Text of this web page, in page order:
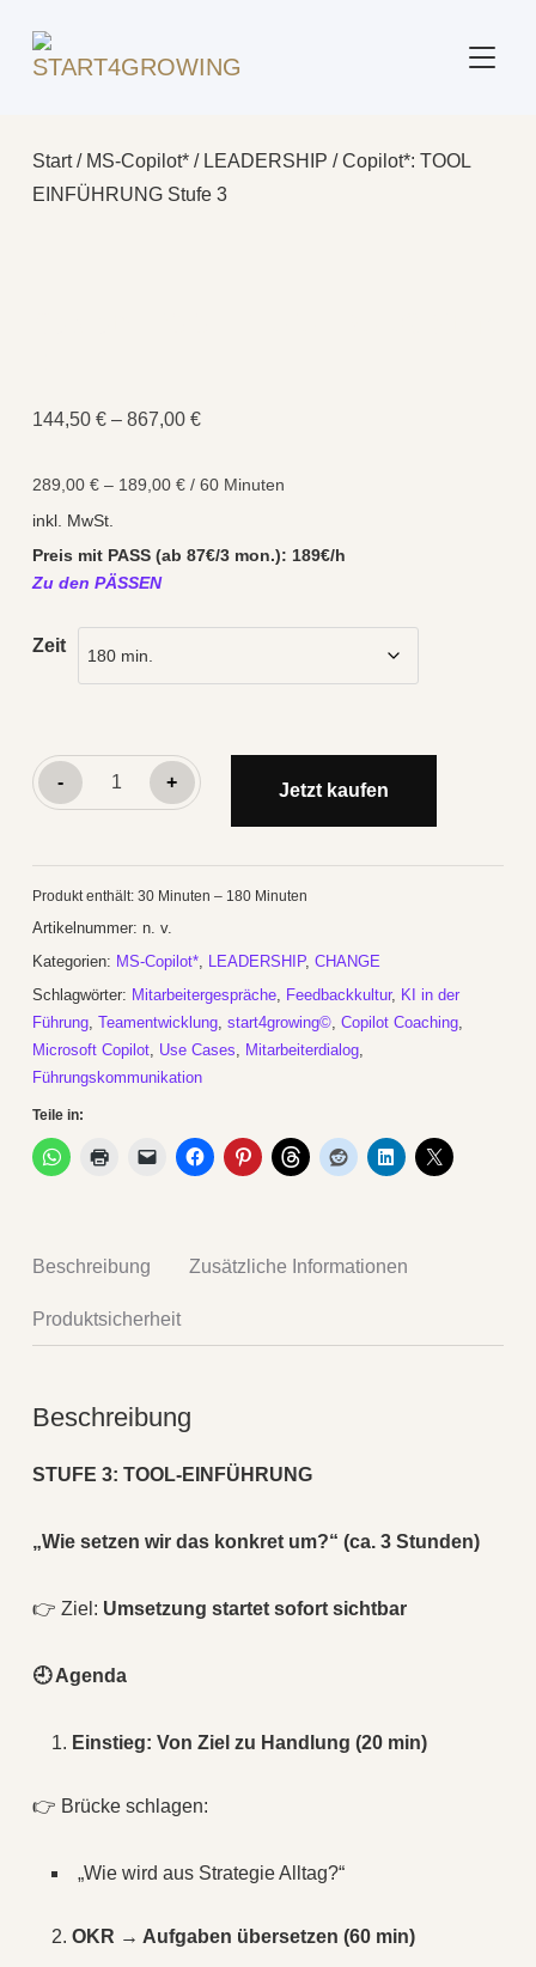
Start/ MS-Copilot*/ LEADERSHIP / Copilot*: TOOL
EINFÜHRUNG Stufe 3
144,50 €– 867,00 €
289,00 €– 189,00 €/ 60 Minuten
inkl. MwSt.
Preis mit PASS (ab 87€/3 mon.): 189€/h
Zu den PÄSSEN
Zeit
-
Copilot*:
TOOL
+ Jetzt kaufen
Produkt enthält: 30 Minuten – 180 Minuten
Artikelnummer: n. v.
Kategorien: MS-Copilot*, LEADERSHIP, CHANGE
Schlagwörter: Mitarbeitergespräche, Feedbackkultur, KI in der
Führung, Teamentwicklung, start4growing©, Copilot Coaching,
Microsoft Copilot, Use Cases, Mitarbeiterdialog,
Führungskommunikation
Teile in:
Beschreibung Zusätzliche Informationen
Produktsicherheit
Beschreibung
STUFE 3: TOOL-EINFÜHRUNG
„Wie setzen wir das konkret um?“ (ca. 3 Stunden)
👉 Ziel: Umsetzung startet sofort sichtbar
🕘 Agenda
Einstieg: Von Ziel zu Handlung (20 min)
👉 Brücke schlagen:
„Wie wird aus Strategie Alltag?“
OKR → Aufgaben übersetzen (60 min)